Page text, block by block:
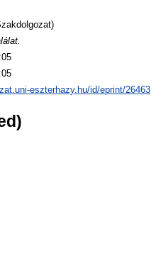
eszterhazy.hu/id/eprint/26463